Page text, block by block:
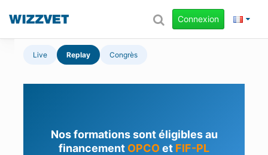
Connexion
Live Replay Congrès
Nos formations sont éligibles au
financement OPCOet FIF-PL